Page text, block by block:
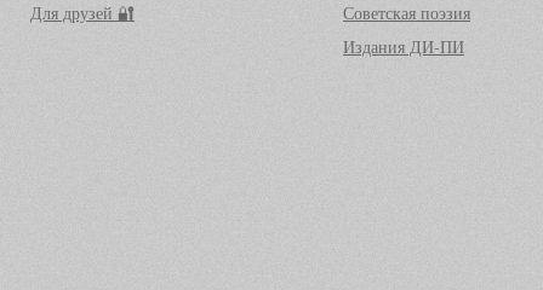
Для друзей 🔐
Советская поэзия
Издания ДИ-ПИ